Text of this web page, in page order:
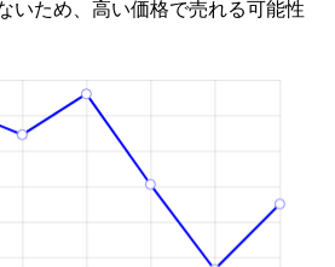
いため、高い価格で売れる可能性